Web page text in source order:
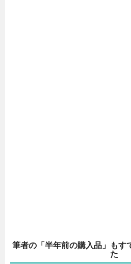
筆者の「半年前の購入品」もす
た